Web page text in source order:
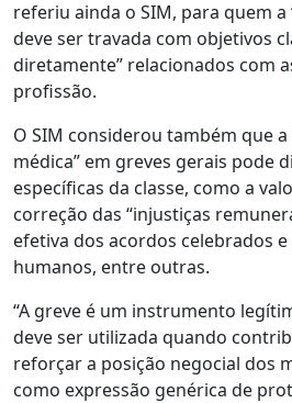
referiu ainda o SIM, para quem a
deve ser travada com objetivos
diretamente” relacionados com
profissão.
O SIM considerou também que
médica” em greves gerais pode
específicas da classe, como a
correção das “injustiças
efetiva dos acordos celebrados
humanos, entre outras.
“A greve é um instrumento
deve ser utilizada quando
reforçar a posição negocial dos
como expressão genérica de